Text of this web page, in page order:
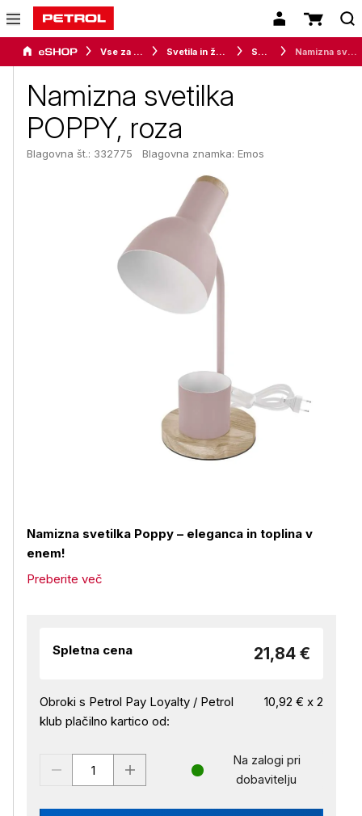
Vse za dom Svetila in žarnice Svetila
Namizna svetilka
POPPY, roza
Blagovna št.: 332775 Blagovna znamka: Emos
Namizna svetilka Poppy – eleganca in toplina v
enem!
Preberite več
Spletna cena 21,84 €
Obroki s Petrol Pay Loyalty / Petrol
klub plačilno kartico od:
10,92 € x 2
Na zalogi pri
dobavitelju